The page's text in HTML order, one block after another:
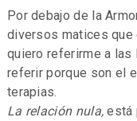
Por debajo de la
diversos matices que
quiero referirme a las
referir porque son el
terapias.
La relación nula, está